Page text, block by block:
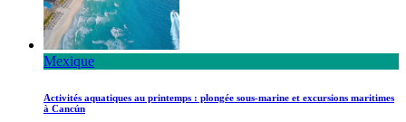
Mexique
Activités aquatiques au printemps : plongée sous-marine et excursions maritimes
à Cancún